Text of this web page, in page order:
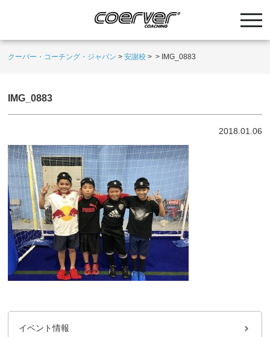
クーバー・コーチング・ジャパン >安謝校 > > IMG_0883
IMG_0883
2018.01.06
イベント情報